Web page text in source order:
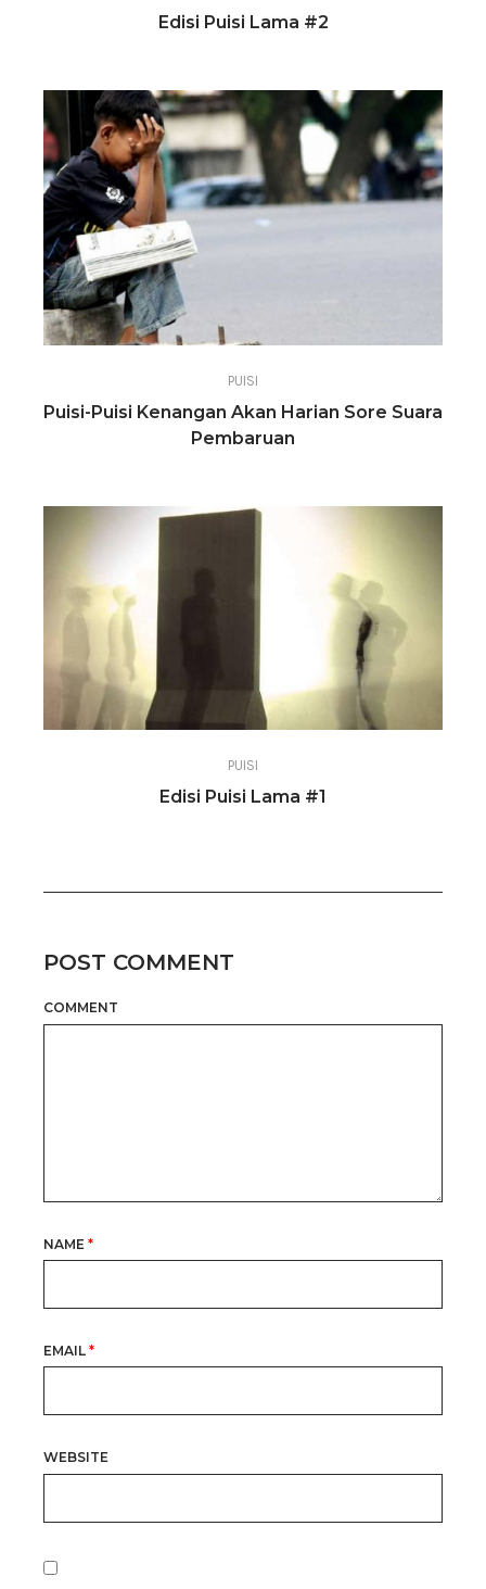
Edisi Puisi Lama #2
PUISI
Puisi-Puisi Kenangan Akan Harian Sore Suara
Pembaruan
PUISI
Edisi Puisi Lama #1
POST COMMENT
COMMENT
NAME *
EMAIL *
WEBSITE